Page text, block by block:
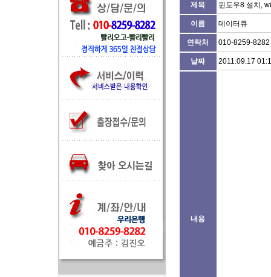
제목 윈도우8 설치,
이름 데이터큐
연락처 010-8259-8282
날짜 2011.09.17
내용